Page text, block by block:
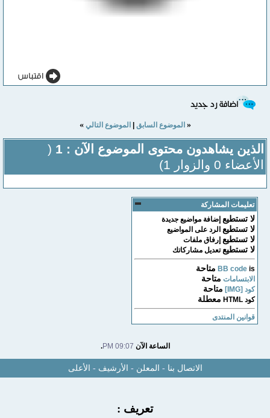
« الموضوع السابق| الموضوع التالي »
الذين يشاهدون محتوى الموضوع الآن : 1
(
الأعضاء 0 والزوار 1)
تعليمات المشاركة
لا تستطيعإضافة مواضيع جديدة
لا تستطيعالرد على المواضيع
لا تستطيعإرفاق ملفات
لا تستطيعتعديل مشاركاتك
BB codeis متاحة
الابتسامات متاحة
كود [IMG] متاحة
كود HTML معطلة
قوانين المنتدى
الساعة الآن09:07 PM
.
الاتصال بنا-المعلن-الأرشيف -الأعلى
تعريف :